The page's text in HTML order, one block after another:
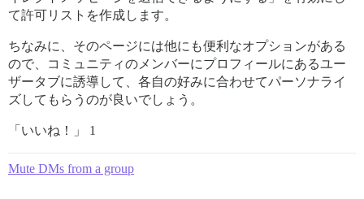
て許可リストを作成します。
ちなみに、そのページには他にも便利なオプションがある
ので、コミュニティのメンバーにプロフィールにあるユー
ザータブに誘導して、各自の好みに合わせてパーソナライ
ズしてもらうのが良いでしょう。
「いいね！」 1
Mute DMs from a group